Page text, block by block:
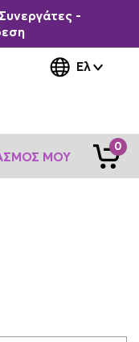
Ελ
-
ΜΟΥ
0